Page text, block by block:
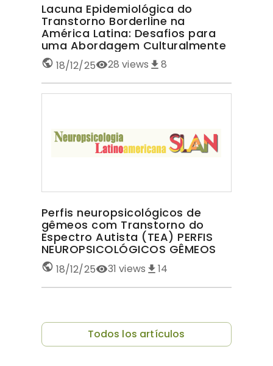
Lacuna Epidemiológica do
Transtorno Borderline na
América Latina: Desafios para
uma Abordagem Culturalmente
Sensível TRANSTORNO
BORDERLINE NA AMÉRICA LATINA
18/12/25 28 views 8
Perfis neuropsicológicos de
gêmeos com Transtorno do
Espectro Autista (TEA) PERFIS
NEUROPSICOLÓGICOS GÊMEOS
COM TEA
18/12/25 31 views 14
Todos los artículos